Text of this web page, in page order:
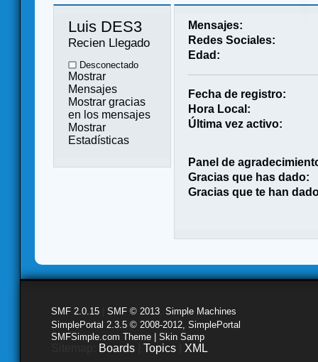
Luis DES3
Recien Llegado
Desconectado
Mostrar
Mensajes
Mostrar gracias
en los mensajes
Mostrar
Estadísticas
Mensajes:
Redes Sociales:
Edad:
Fecha de registro:
Hora Local:
Última vez activo:
Panel de
Gracias que has dado:
Gracias que te han
SMF 2.0.15 SMF © 2013 Simple Machines
SimplePortal 2.3.5 © 2008-2012, SimplePortal
SMFSimple.com Theme | Skin Samp
Boards Topics XML